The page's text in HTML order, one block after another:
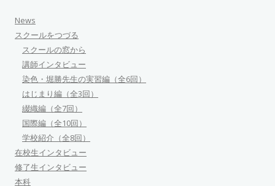
News
スクールをつづる
スクールの窓から
講師インタビュー
染色・堀勝先生の実習編（全6回）
はじまり編（全3回）
綴織編（全7回）
国際編（全10回）
学校紹介（全8回）
在校生インタビュー
修了生インタビュー
本科